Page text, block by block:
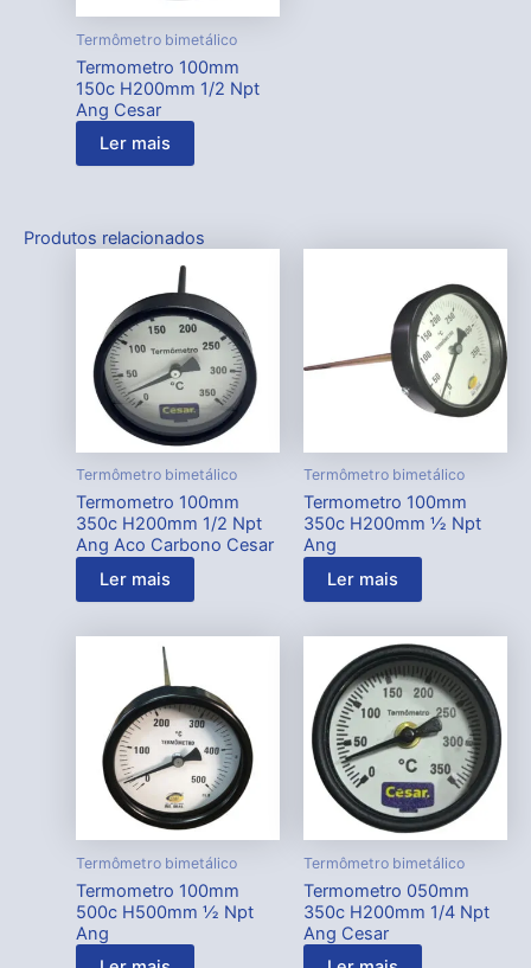
Termômetro bimetálico
Termometro 100mm
150c H200mm 1/2 Npt
Ang Cesar
Ler mais
Produtos relacionados
Termômetro bimetálico
Termometro 100mm
350c H200mm 1/2 Npt
Ang Aco Carbono Cesar
Ler mais
Termômetro bimetálico
Termometro 100mm
350c H200mm ½ Npt
Ang
Ler mais
Termômetro bimetálico
Termometro 100mm
500c H500mm ½ Npt
Ang
Termômetro bimetálico
Termometro 050mm
350c H200mm 1/4 Npt
Ang Cesar